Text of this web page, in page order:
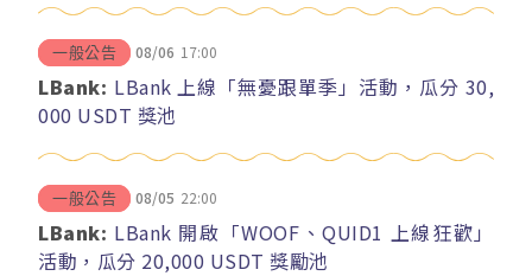
一般公告 08/06 17:00
LBank: LBank 上線「無憂跟單季」活動，瓜分 30,
000 USDT 獎池
一般公告 08/05 22:00
LBank: LBank 開啟「WOOF、QUID1 上線狂歡」
活動，瓜分 20,000 USDT 獎勵池